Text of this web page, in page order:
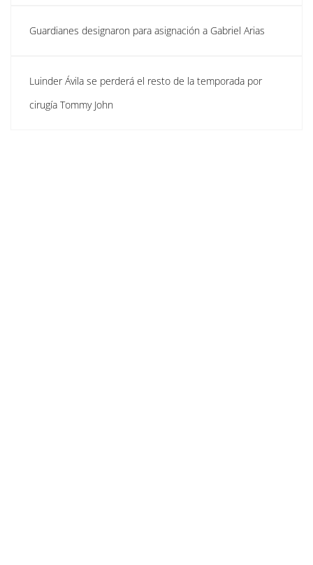
Guardianes designaron para asignación a Gabriel Arias
Luinder Ávila se perderá el resto de la temporada por
cirugía Tommy John